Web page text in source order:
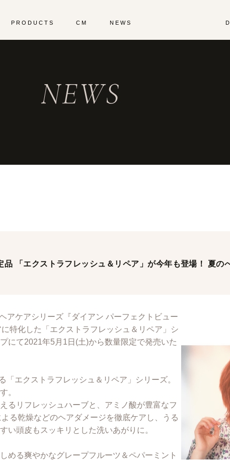
PRODUCTS CM NEWS
NEWS
「エクストラフレッシュ＆リペア」が今年も登場！ 夏の
アケアシリーズ『ダイアン パーフェクトビュー
特化した「エクストラフレッシュ＆リペア」シ
にて2021年5月1日(土)から数量限定で発売いた
エクストラフレッシュ＆リペア」シリーズ。
。
るリフレッシュハーブと、アミノ酸が豊富なフ
る乾燥などのヘアダメージを徹底ケアし、うる
い頭皮もスッキリとした洗いあがりに。
める爽やかなグレープフルーツ＆ペパーミント